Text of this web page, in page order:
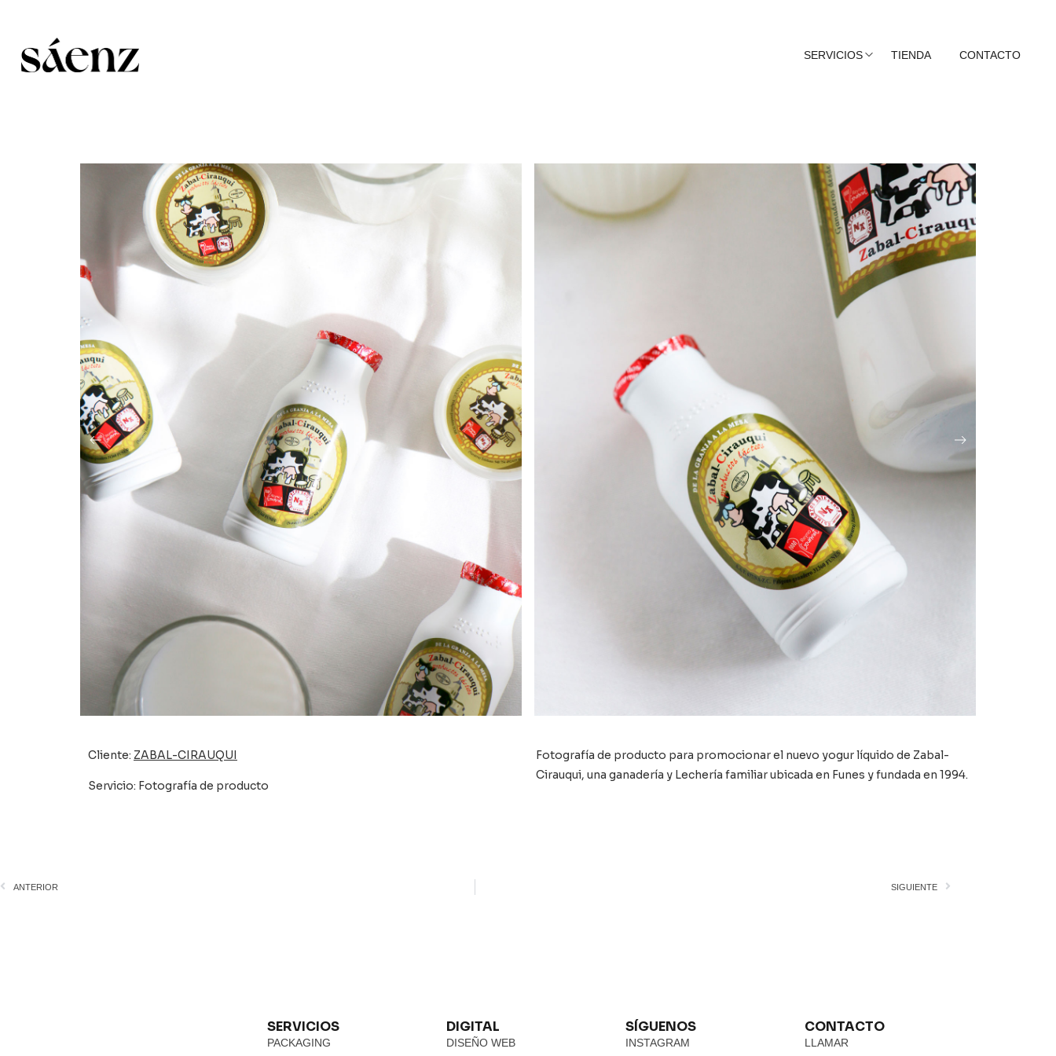
SERVICIOS TIENDA CONTACTO
Cliente: ZABAL-CIRAUQUI
Servicio: Fotografía de producto
Fotografía de producto para promocionar el nuevo yogur líquido de Zabal-
Cirauqui, una ganadería y Lechería familiar ubicada en Funes y fundada en 1994.
ANTERIOR SIGUIENTE
SERVICIOS
PACKAGING
DIGITAL
DISEÑO WEB
SÍGUENOS
INSTAGRAM
CONTACTO
LLAMAR